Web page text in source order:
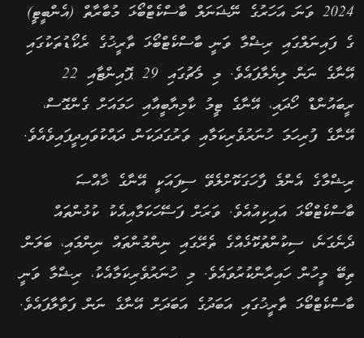
2024 ވަނަ އަހަރުގެ ނޭޝަނަލް ބާސްކެޓްބޯޅަ މުބާރާތް (އެންބީޓީ)
ގެ ފައިނަލްގައި ރިޝްމާ ވަނީ ބާސްކެޓްބޯޅަ ތާރީޚުގެ ރެކޯޑުތަކުގައި
އޭނާގެ ނަން ލިޔެލާފައެވެ. މި މެޗުގައި 29 ޕޮއިންޓާއި 22
ރީބައުންޑް ހޯދައި، އޭނާގެ ޓީމު ކާމިޔާބީއާއި ހަމައަށް ގެންގޮސް،
އޭނާގެ ފުރިހަމަ ހުނަރުވެރިކަމާއި ވަރުގަދަކަން ދައްކުވައިދީފައިވެއެވެ.
ރިޝްމާގެ އެންމެ ފާހަގަކޮށްލެވޭ ސިފައަކީ އޭނާގެ ޚާއްޞަ
ބާސްކެޓްބޯޅަ އައިކިއުއެވެ. ވަރަށް ފަސޭހަކަމާއިއެކު ކުޅުންތައް
ދެނެގަނެ، ސިކުންތުކޮޅެއްގެ ތެރޭގައި ނިންމުންތައް ނިންމައި، ބަލަން
ތިބޭ މީހުން ހައިރާންކުރުވައެވެ. މި ހުނަރުވެރިކަމާއެކު، ރިޝްމާ ވަނީ
ބާސްކެޓްބޯޅަ ތާރީޚުގައި އަބަދުގެ އަބަދަށް އޭނާގެ ނަން ފަވާލާފައެވެ.